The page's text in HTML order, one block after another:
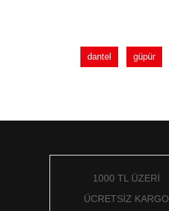
dantel güpür
1000 TL ÜZERİ
ÜCRETSİZ KARGO